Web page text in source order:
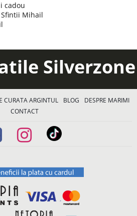
cadou
Mihail
Silverzone
CURATA ARGINTUL BLOG
DESPRE MARIMI
CONTACT